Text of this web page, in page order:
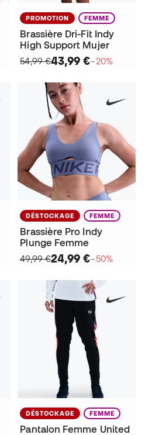
PROMOTION FEMME
Brassière Dri-Fit Indy
High Support Mujer
54,99 €43,99 €−20%
DÉSTOCKAGE FEMME
Brassière Pro Indy
Plunge Femme
49,99 €24,99 €−50%
DÉSTOCKAGE FEMME
Pantalon Femme United